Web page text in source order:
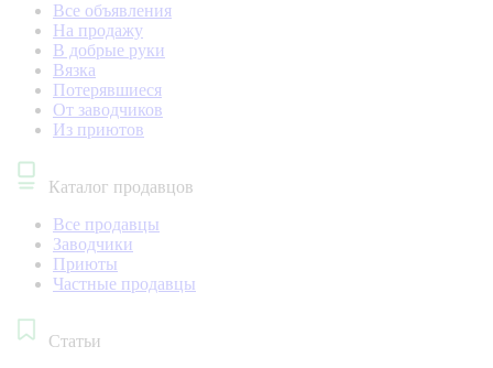
Все объявления
На продажу
В добрые руки
Вязка
Потерявшиеся
От заводчиков
Из приютов
Каталог продавцов
Все продавцы
Заводчики
Приюты
Частные продавцы
Статьи